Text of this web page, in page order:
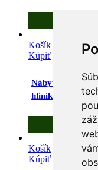
Košík
Kúpiť
Detaily
Nábytková noha
hliník
Košík
Kúpiť
Detaily